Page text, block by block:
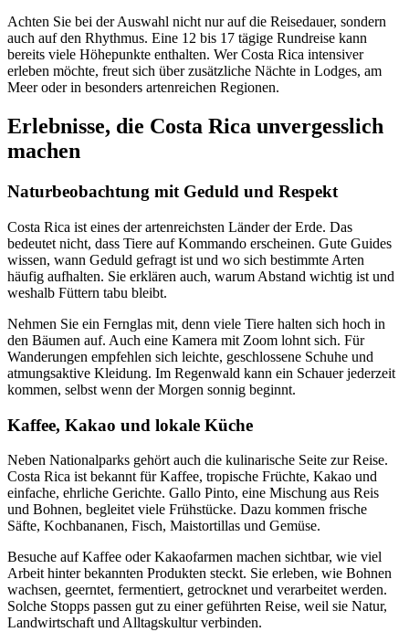
Achten Sie bei der Auswahl nicht nur auf die Reisedauer, sondern
auch auf den Rhythmus. Eine 12 bis 17 tägige Rundreise kann
bereits viele Höhepunkte enthalten. Wer Costa Rica intensiver
erleben möchte, freut sich über zusätzliche Nächte in Lodges, am
Meer oder in besonders artenreichen Regionen.
Erlebnisse, die Costa Rica unvergesslich
machen
Naturbeobachtung mit Geduld und Respekt
Costa Rica ist eines der artenreichsten Länder der Erde. Das
bedeutet nicht, dass Tiere auf Kommando erscheinen. Gute Guides
wissen, wann Geduld gefragt ist und wo sich bestimmte Arten
häufig aufhalten. Sie erklären auch, warum Abstand wichtig ist und
weshalb Füttern tabu bleibt.
Nehmen Sie ein Fernglas mit, denn viele Tiere halten sich hoch in
den Bäumen auf. Auch eine Kamera mit Zoom lohnt sich. Für
Wanderungen empfehlen sich leichte, geschlossene Schuhe und
atmungsaktive Kleidung. Im Regenwald kann ein Schauer jederzeit
kommen, selbst wenn der Morgen sonnig beginnt.
Kaffee, Kakao und lokale Küche
Neben Nationalparks gehört auch die kulinarische Seite zur Reise.
Costa Rica ist bekannt für Kaffee, tropische Früchte, Kakao und
einfache, ehrliche Gerichte. Gallo Pinto, eine Mischung aus Reis
und Bohnen, begleitet viele Frühstücke. Dazu kommen frische
Säfte, Kochbananen, Fisch, Maistortillas und Gemüse.
Besuche auf Kaffee oder Kakaofarmen machen sichtbar, wie viel
Arbeit hinter bekannten Produkten steckt. Sie erleben, wie Bohnen
wachsen, geerntet, fermentiert, getrocknet und verarbeitet werden.
Solche Stopps passen gut zu einer geführten Reise, weil sie Natur,
Landwirtschaft und Alltagskultur verbinden.